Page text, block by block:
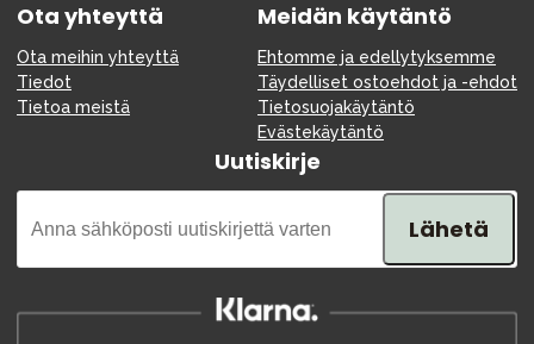
Ota yhteyttä
Ota meihin yhteyttä
Tiedot
Tietoa meistä
Meidän käytäntö
Ehtomme ja edellytyksemme
Täydelliset ostoehdot ja -ehdot
Tietosuojakäytäntö
Evästekäytäntö
Uutiskirje
Lähetä